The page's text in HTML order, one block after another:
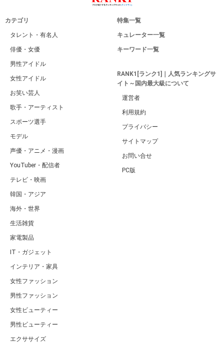
カテゴリ
タレント・有名人
俳優・女優
男性アイドル
女性アイドル
お笑い芸人
歌手・アーティスト
スポーツ選手
モデル
声優・アニメ・漫画
YouTuber・配信者
テレビ・映画
韓国・アジア
海外・世界
生活雑貨
家電製品
IT・ガジェット
インテリア・家具
女性ファッション
男性ファッション
女性ビューティー
男性ビューティー
エクササイズ
特集一覧
キュレーター一覧
キーワード一覧
RANK1[ランク1]｜人気ランキングサ
イト～国内最大級について
運営者
利用規約
プライバシー
サイトマップ
お問い合せ
PC版